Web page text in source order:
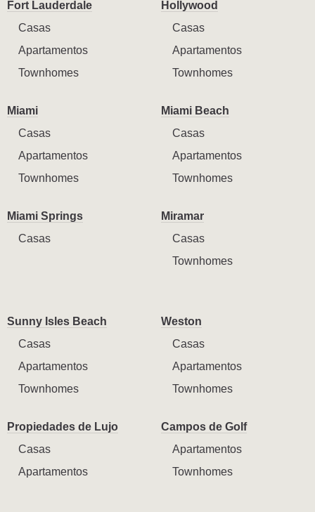
Fort Lauderdale
Casas
Apartamentos
Townhomes
Hollywood
Casas
Apartamentos
Townhomes
Miami
Casas
Apartamentos
Townhomes
Miami Beach
Casas
Apartamentos
Townhomes
Miami Springs
Casas
Miramar
Casas
Townhomes
Sunny Isles Beach
Casas
Apartamentos
Townhomes
Weston
Casas
Apartamentos
Townhomes
Propiedades de Lujo
Casas
Apartamentos
Campos de Golf
Apartamentos
Townhomes